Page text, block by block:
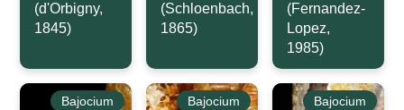
(d'Orbigny,
1845)
(Schloenbach,
1865)
(Fernandez-
Lopez,
1985)
Bajocium
Bajocium
Bajocium